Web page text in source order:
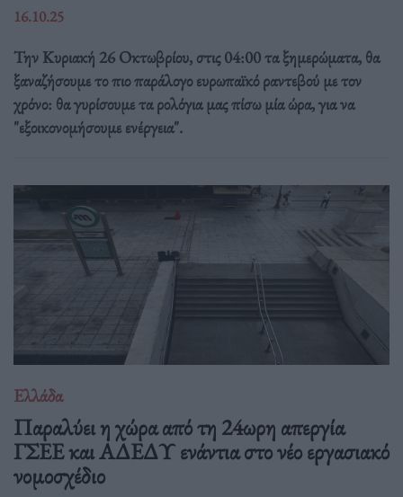
16.10.25
Την Κυριακή 26 Οκτωβρίου, στις 04:00 τα ξημερώματα, θα
ξαναζήσουμε το πιο παράλογο ευρωπαϊκό ραντεβού με τον
χρόνο: θα γυρίσουμε τα ρολόγια μας πίσω μία ώρα, για να
"εξοικονομήσουμε ενέργεια".
Ελλάδα
Παραλύει η χώρα από τη 24ωρη απεργία
ΓΣΕΕ και ΑΔΕΔΥ ενάντια στο νέο εργασιακό
νομοσχέδιο